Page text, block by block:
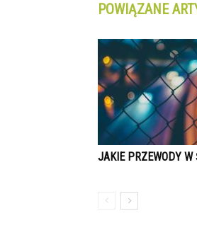
POWIĄZANE
JAKIE PRZEWODY W